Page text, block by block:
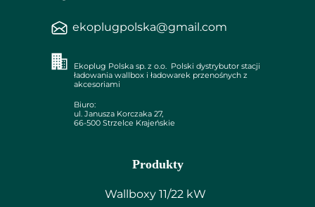
Produkty
Wallboxy 11/22 kW
ekoplugpolska@gmail.com
Ekoplug Polska sp. z o.o. Polski dystrybutor stacji
ładowania wallbox i ładowarek przenośnych z
akcesoriami
Biuro:
ul. Janusza Korczaka 27,
66-500 Strzelce Krajeńskie